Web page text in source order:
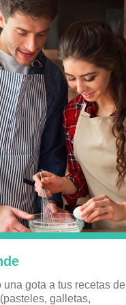
una gota a tus recetas de
galletas,